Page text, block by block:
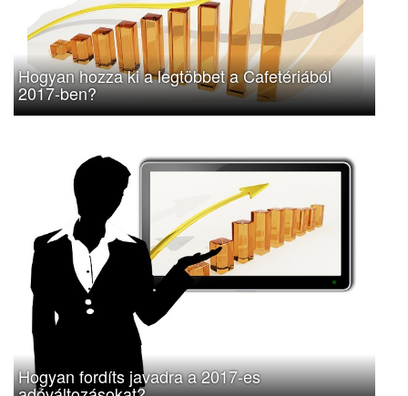
Hogyan hozza ki a legtöbbet a Cafetériából
2017-ben?
Hogyan fordíts javadra a 2017-es